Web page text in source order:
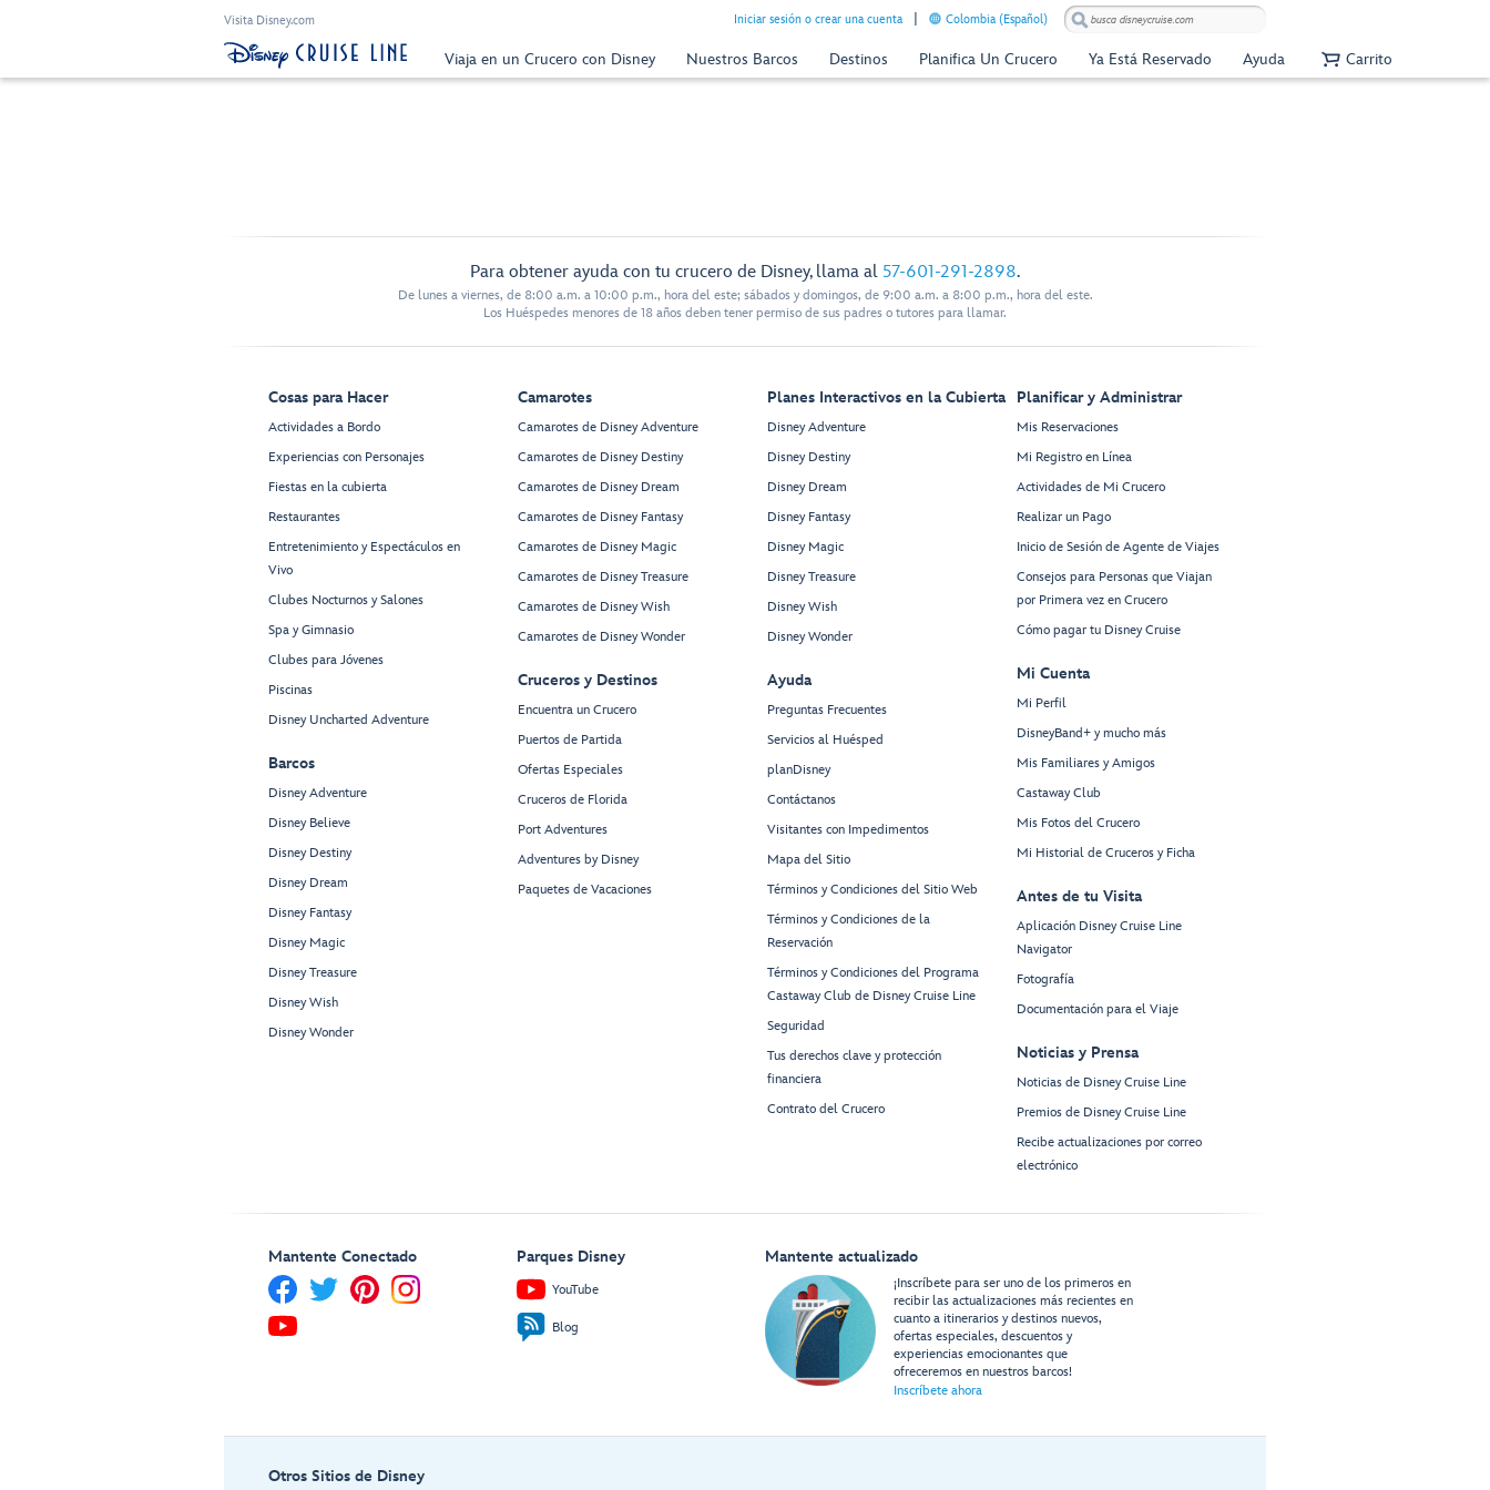
Visita Disney.com Iniciar sesión o crear una cuenta Colombia (Español)
Viaja en un Crucero con Disney Nuestros Barcos Destinos Planifica Un Crucero Ya Está Reservado Ayuda Carrito
Para obtener ayuda con tu crucero de Disney, llama al 57-601-291-2898.
De lunes a viernes, de 8:00 a.m. a 10:00 p.m., hora del este; sábados y domingos, de 9:00 a.m. a 8:00 p.m., hora del este.
Los Huéspedes menores de 18 años deben tener permiso de sus padres o tutores para llamar.
Cosas para Hacer
Actividades a Bordo
Experiencias con Personajes
Fiestas en la cubierta
Restaurantes
Entretenimiento y Espectáculos en
Vivo
Clubes Nocturnos y Salones
Spa y Gimnasio
Clubes para Jóvenes
Piscinas
Disney Uncharted Adventure
Barcos
Disney Adventure
Disney Believe
Disney Destiny
Disney Dream
Disney Fantasy
Disney Magic
Disney Treasure
Disney Wish
Disney Wonder
Camarotes
Camarotes de Disney Adventure
Camarotes de Disney Destiny
Camarotes de Disney Dream
Camarotes de Disney Fantasy
Camarotes de Disney Magic
Camarotes de Disney Treasure
Camarotes de Disney Wish
Camarotes de Disney Wonder
Cruceros y Destinos
Encuentra un Crucero
Puertos de Partida
Ofertas Especiales
Cruceros de Florida
Port Adventures
Adventures by Disney
Paquetes de Vacaciones
Planes Interactivos en la Cubierta
Disney Adventure
Disney Destiny
Disney Dream
Disney Fantasy
Disney Magic
Disney Treasure
Disney Wish
Disney Wonder
Ayuda
Preguntas Frecuentes
Servicios al Huésped
planDisney
Contáctanos
Visitantes con Impedimentos
Mapa del Sitio
Términos y Condiciones del Sitio Web
Términos y Condiciones de la
Reservación
Términos y Condiciones del Programa
Castaway Club de Disney Cruise Line
Seguridad
Tus derechos clave y protección
financiera
Contrato del Crucero
Planificar y Administrar
Mis Reservaciones
Mi Registro en Línea
Actividades de Mi Crucero
Realizar un Pago
Inicio de Sesión de Agente de Viajes
Consejos para Personas que Viajan
por Primera vez en Crucero
Cómo pagar tu Disney Cruise
Mi Cuenta
Mi Perfil
DisneyBand+ y mucho más
Mis Familiares y Amigos
Castaway Club
Mis Fotos del Crucero
Mi Historial de Cruceros y Ficha
Antes de tu Visita
Aplicación Disney Cruise Line
Navigator
Fotografía
Documentación para el Viaje
Noticias y Prensa
Noticias de Disney Cruise Line
Premios de Disney Cruise Line
Recibe actualizaciones por correo
electrónico
Mantente Conectado Parques Disney
YouTube
Blog
Mantente actualizado
¡Inscríbete para ser uno de los primeros en
recibir las actualizaciones más recientes en
cuanto a itinerarios y destinos nuevos,
ofertas especiales, descuentos y
experiencias emocionantes que
ofreceremos en nuestros barcos!
Inscríbete ahora
Otros Sitios de Disney